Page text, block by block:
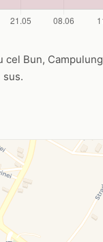
cel Bun,
sus.